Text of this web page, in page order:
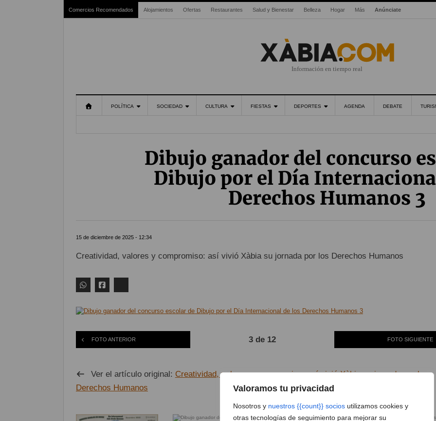
Valoramos tu privacidad
Nosotros y nuestros {{count}} socios utilizamos cookies y
otras tecnologías de seguimiento para mejorar su
Comercios Recomendados Alojamientos Ofertas Restaurantes Salud y Bienestar Belleza Hogar Más Anúnciate
Información en tiempo real
POLÍTICA SOCIEDAD CULTURA FIESTAS DEPORTES AGENDA DEBATE
Dibujo ganador del concurso
Dibujo por el Día
Derechos Humanos 3
15 de diciembre de 2025 - 12:34
Creatividad, valores y compromiso: así vivió Xàbia su jornada por los Derechos Humanos
FOTO ANTERIOR 3 de 12 FOTO SIGUIENTE
Ver el artículo original: Creatividad, valores y compromiso: así vivió Xàbia su jornada por los
Derechos Humanos